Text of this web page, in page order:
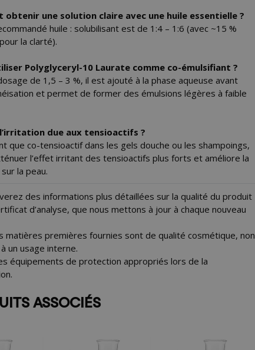
obtenir une solution claire avec une huile essentielle ?
huile : solubilisant est de 1:4 – 1:6 (avec ~15 %
la clarté).
Polyglyceryl-10 Laurate comme co-émulsifiant ?
de 1,5 – 3 %, il est ajouté à la phase aqueuse avant
et permet de former des émulsions légères à faible
due aux tensioactifs ?
que co-tensioactif dans les gels douche ou les shampoings,
l’effet irritant des tensioactifs plus forts et améliore la
la peau.
des informations plus détaillées sur la qualité du produit
d’analyse, que nous mettons à jour à chaque nouveau
matières premières fournies sont de qualité cosmétique, non
un usage interne.
équipements de protection appropriés lors de la
ASSOCIÉS